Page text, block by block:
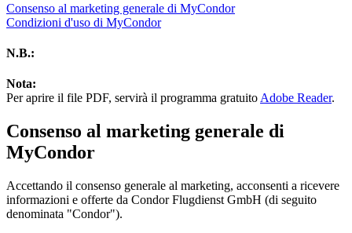
Consenso al marketing generale di MyCondor
Condizioni d'uso di MyCondor
N.B.:
Nota:
Per aprire il file PDF, servirà il programma gratuitoAdobe Reader.
Consenso al marketing generale di
MyCondor
Accettando il consenso generale al marketing, acconsenti a ricevere
informazioni e offerte da Condor Flugdienst GmbH (di seguito
denominata "Condor").